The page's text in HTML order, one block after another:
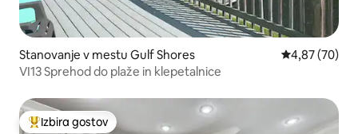
Stanovanje v mestu Gulf Shores Povprečna
4,87 (70)
VI13 Sprehod do plaže in klepetalnice
Najbolj priljubljena prenočišča z značko »Izbira gostov«
Izbira gostov